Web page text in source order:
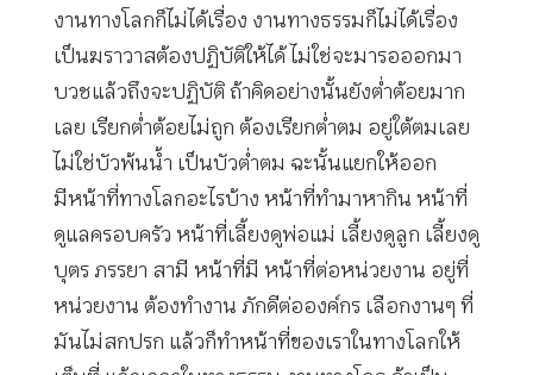
งานทางโลกก็ไม่ได้เรื่อง งานทางธรรมก็ไม่ได้เรื่อง
เป็นฆราวาสต้องปฏิบัติให้ได้ ไม่ใช่จะมารอออกมา
บวชแล้วถึงจะปฏิบัติ ถ้าคิดอย่างนั้นยังต่ำต้อยมาก
เลย เรียกต่ำต้อยไม่ถูก ต้องเรียกต่ำตม อยู่ใต้ตมเลย
ไม่ใช่บัวพ้นน้ำ เป็นบัวต่ำตม ฉะนั้นแยกให้ออก
มีหน้าที่ทางโลกอะไรบ้าง หน้าที่ทำมาหากิน หน้าที่
ดูแลครอบครัว หน้าที่เลี้ยงดูพ่อแม่ เลี้ยงดูลูก เลี้ยงดู
บุตร ภรรยา สามี หน้าที่มี หน้าที่ต่อหน่วยงาน อยู่ที่
หน่วยงาน ต้องทำงาน ภักดีต่อองค์กร เลือกงานๆ ที่
มันไม่สกปรก แล้วก็ทำหน้าที่ของเราในทางโลกให้